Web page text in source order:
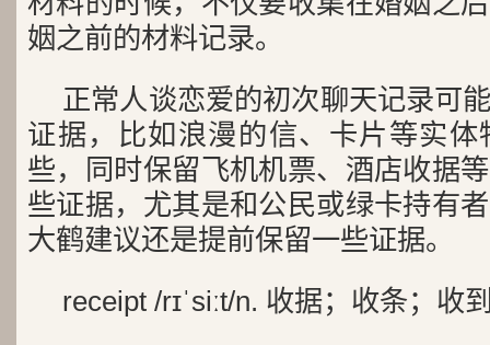
姻之前的材料记录。
正常人谈恋爱的初次聊天记录可
证据，比如浪漫的信、卡片等实
些，同时保留飞机机票、酒店收据
些证据，尤其是和公民或绿卡持有
大鹤建议还是提前保留一些证据。
receipt /rɪˈsiːt/n. 收据；收条；收